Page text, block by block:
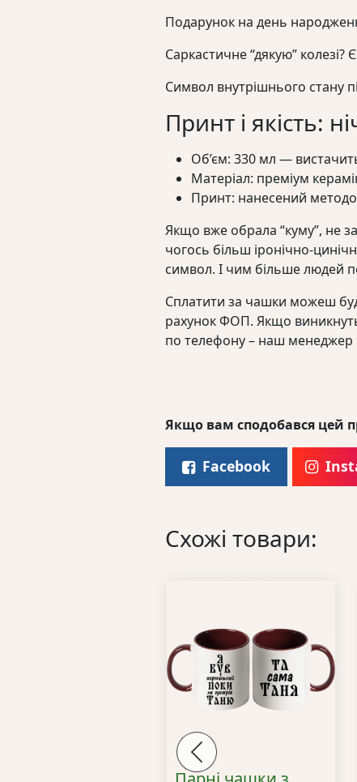
Подарунок на день
Саркастичне “дякую” колезі?
Символ внутрішнього стану
Принт і якість:
Об’єм: 330 мл —
Матеріал: преміум
Принт: нанесений
Якщо вже обрала “куму”, не
чогось більш іронічно-
символ. І чим більше людей
Сплатити за чашки можеш
рахунок ФОП. Якщо
по телефону – наш менеджер
Якщо вам сподобався цей
Facebook
Схожі товари:
Previous